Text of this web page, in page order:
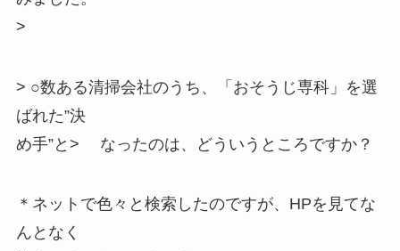
>
> ○数ある清掃会社のうち、「おそうじ専科」を選
ばれた”決
め手”と> なったのは、どういうところですか？
＊ネットで色々と検索したのですが、HPを見てな
んとなく